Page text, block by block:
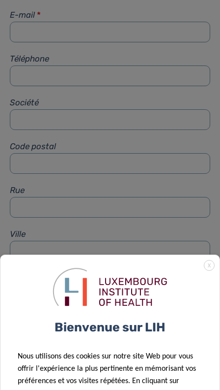
E-mail *
Téléphone
Société
Code postal
Rue
Ville
X
Bienvenue sur LIH
Nous utilisons des cookies sur notre site Web pour vous
offrir l'expérience la plus pertinente en mémorisant vos
préférences et vos visites répétées. En cliquant sur